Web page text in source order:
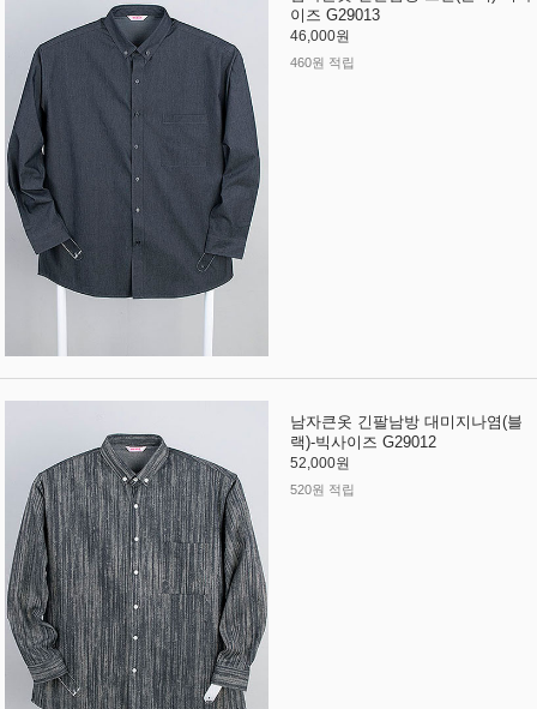
이즈 G29013
46,000원
460원 적립
남자큰옷 긴팔남방 대미지나염(블
랙)-빅사이즈 G29012
52,000원
520원 적립